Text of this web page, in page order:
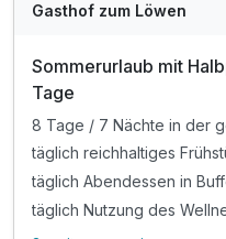
Gasthof zum Löwen
Sommerurlaub mit
Tage